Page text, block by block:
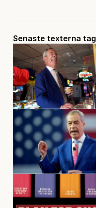
Senaste texterna